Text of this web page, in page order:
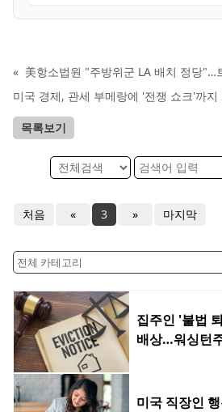
« 美항소법원 "주방위군 LA 배치 정당"…
미국 경제, 관세 부메랑에 '전쟁 쇼크'까지
목록보기
처음 « 3 » 마지막
집주인 '불법
배상…워싱턴
미국 직장인